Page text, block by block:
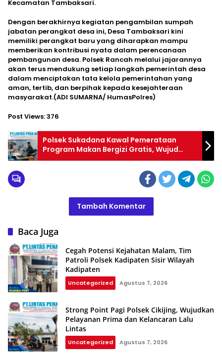
Kecamatan Tambaksari.
Dengan berakhirnya kegiatan pengambilan sumpah
jabatan perangkat desa ini, Desa Tambaksari kini
memiliki perangkat baru yang diharapkan mampu
memberikan kontribusi nyata dalam perencanaan
pembangunan desa. Polsek Rancah melalui jajarannya
akan terus mendukung setiap langkah pemerintah desa
dalam menciptakan tata kelola pemerintahan yang
aman, tertib, dan berpihak kepada kesejahteraan
masyarakat.(ADI SUMARNA/ HumasPolres)
Post Views:376
Polsek Sukadana Kawal Pemerataan
Program Makan Bergizi Gratis, Wujud
Kepedulian Polri terhadap Kesejahteraan
Tambah Komentar
Baca Juga
Cegah Potensi Kejahatan Malam, Tim
Patroli Polsek Kadipaten Sisir Wilayah
Kadipaten
Uncategorized Agustus 7, 2026
Strong Point Pagi Polsek Cikijing, Wujudkan
Pelayanan Prima dan Kelancaran Lalu
Lintas
Uncategorized Agustus 7, 2026